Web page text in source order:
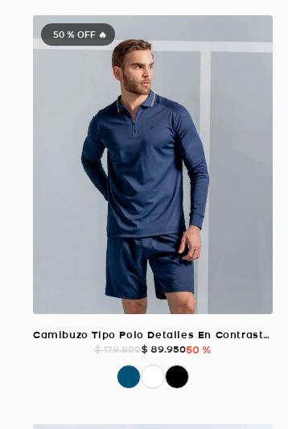
50 % OFF 🔥
Camibuzo Tipo Polo Detalles En Contraste, Color Azul Oscuro Para Hombre
$ 179.900$ 89.95050 %